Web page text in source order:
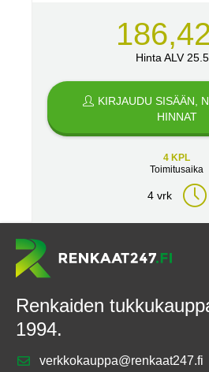
Hinta ALV
KIRJAUDU SISÄÄN,
HINNAT
4 KPL
Toimitusaika
4 vrk
Renkaiden
1994.
verkkokauppa@renkaat247.fi